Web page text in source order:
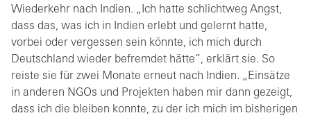
Wiederkehr nach Indien. „Ich hatte schlichtweg Angst,
dass das, was ich in Indien erlebt und gelernt hatte,
vorbei oder vergessen sein könnte, ich mich durch
Deutschland wieder befremdet hätte“, erklärt sie. So
reiste sie für zwei Monate erneut nach Indien. „Einsätze
in anderen NGOs und Projekten haben mir dann gezeigt,
dass ich die bleiben konnte, zu der ich mich im bisherigen